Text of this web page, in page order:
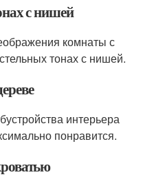
с нишей
комнаты с
тонах с нишей.
интерьера
понравится.